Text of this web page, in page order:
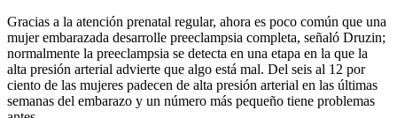
Gracias a la atención prenatal regular, ahora es poco común que una
mujer embarazada desarrolle preeclampsia completa, señaló Druzin;
normalmente la preeclampsia se detecta en una etapa en la que la
alta presión arterial advierte que algo está mal. Del seis al 12 por
ciento de las mujeres padecen de alta presión arterial en las últimas
semanas del embarazo y un número más pequeño tiene problemas